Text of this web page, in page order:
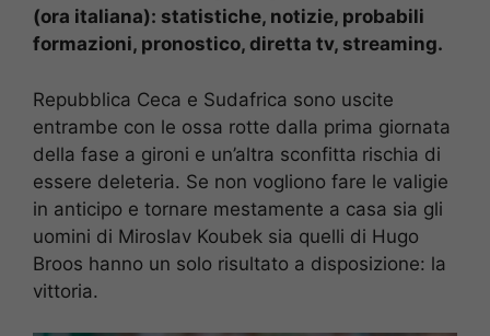
(ora italiana): statistiche, notizie, probabili
formazioni, pronostico, diretta tv, streaming.
Repubblica Ceca e Sudafrica sono uscite
entrambe con le ossa rotte dalla prima giornata
della fase a gironi e un’altra sconfitta rischia di
essere deleteria. Se non vogliono fare le valigie
in anticipo e tornare mestamente a casa sia gli
uomini di Miroslav Koubek sia quelli di Hugo
Broos hanno un solo risultato a disposizione: la
vittoria.